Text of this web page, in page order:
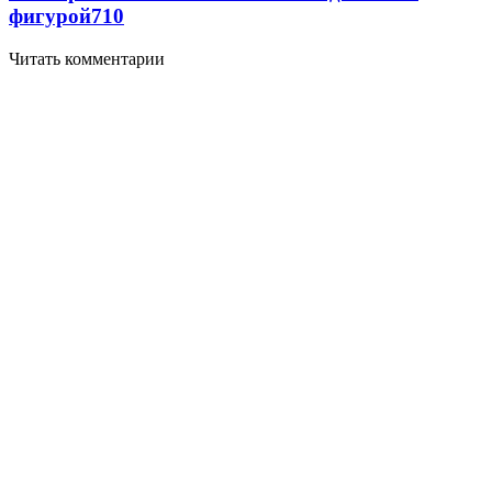
фигурой710
Читать комментарии